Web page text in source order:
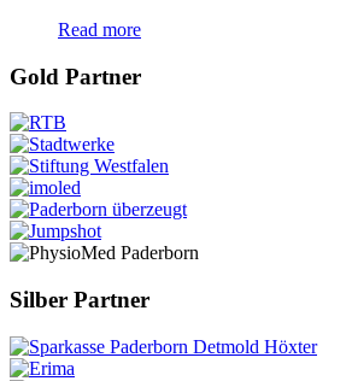
Read more
Gold Partner
Silber Partner